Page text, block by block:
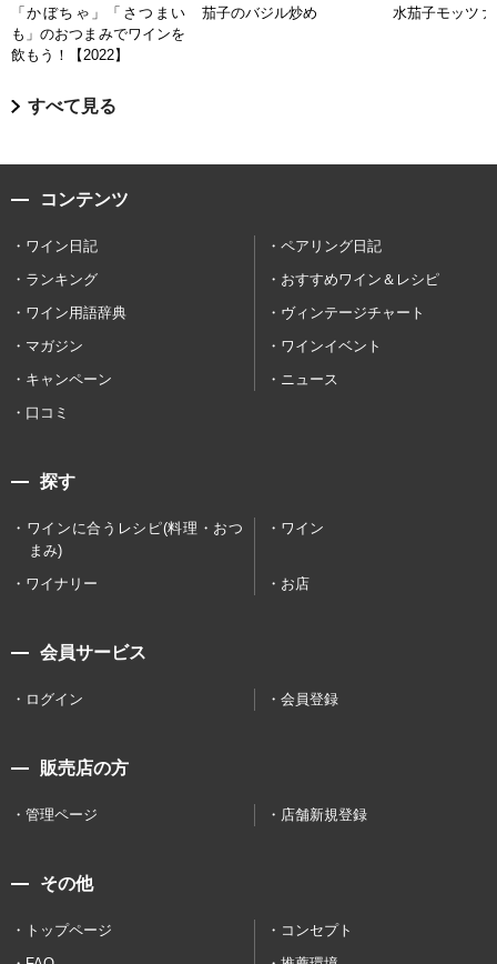
「かぼちゃ」「さつまい
も」のおつまみでワインを
飲もう！【2022】
茄子のバジル炒め 水茄子モッツァ
すべて見る
コンテンツ
ワイン日記
ペアリング日記
ランキング
おすすめワイン＆レシピ
ワイン用語辞典
ヴィンテージチャート
マガジン
ワインイベント
キャンペーン
ニュース
口コミ
探す
ワインに合うレシピ(料理・おつ
まみ)
ワイン
ワイナリー お店
会員サービス
ログイン 会員登録
販売店の方
管理ページ 店舗新規登録
その他
トップページ
コンセプト